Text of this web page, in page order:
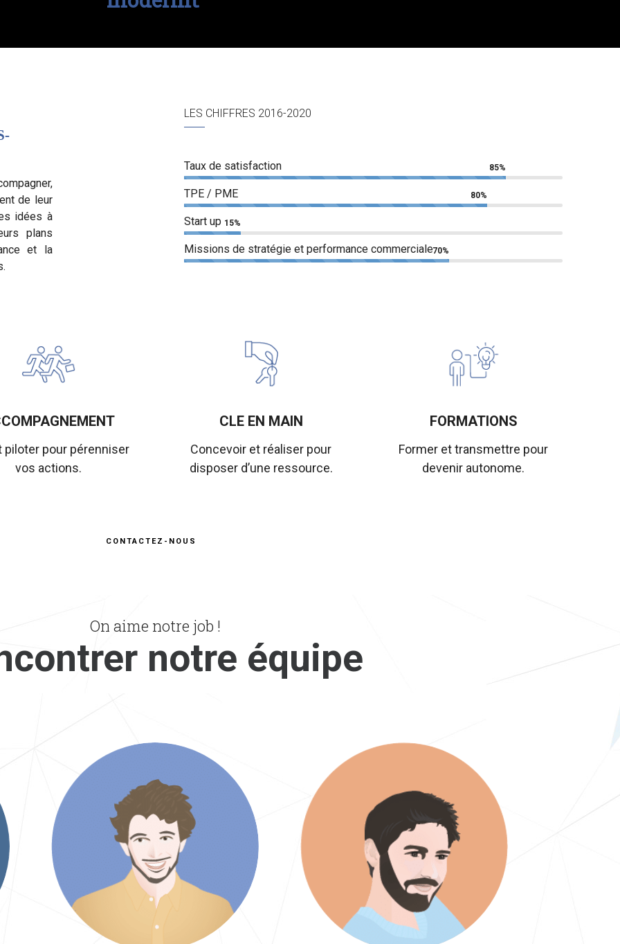
de leur
idées à
plans
et la
LES CHIFFRES 2016-2020
Taux de satisfaction 85%
TPE / PME 80%
Start up 15%
Missions de stratégie et performance commerciale70%
piloter pour pérenniser
vos actions.
CLE EN MAIN
Concevoir et réaliser pour
disposer d’une ressource.
FORMATIONS
Former et transmettre pour
devenir autonome.
CONTACTEZ-NOUS
On aime notre job !
notre équipe
Maxime
Chef de projet Marketing Com
Maxime
Développeur Web